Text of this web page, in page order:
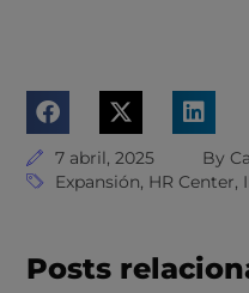
7 abril, 2025 By
Expansión, HR Center,
Posts